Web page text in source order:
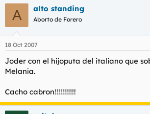
A alto standing
Aborto de Forero
18 Oct 2007
Joder con el hijoputa del italiano que
Melania.
Cacho cabron!!!!!!!!!!!